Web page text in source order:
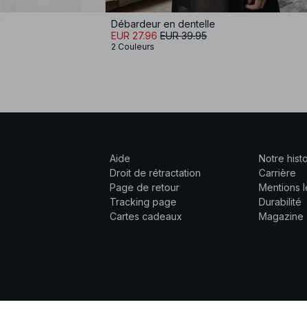
Débardeur en dentelle
EUR 27.96 EUR 39.95
2 Couleurs
Aide
Droit de rétractation
Page de retour
Tracking page
Cartes cadeaux
Notre
Carrière
Mentions
Durabilité
Magazine